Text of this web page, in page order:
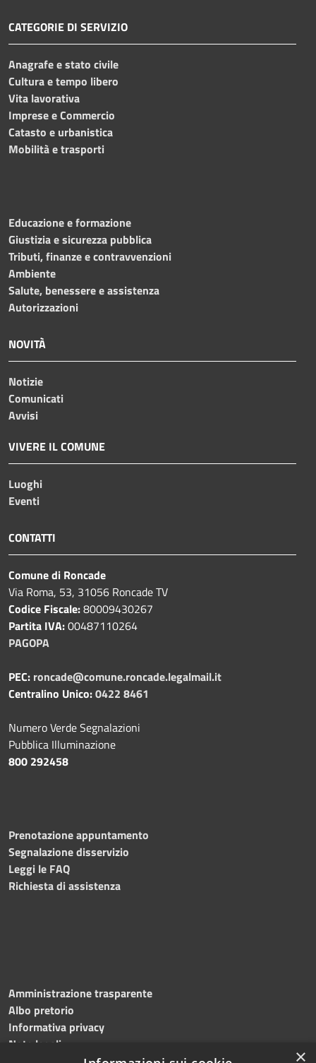
CATEGORIE DI SERVIZIO
Anagrafe e stato civile
Cultura e tempo libero
Vita lavorativa
Imprese e Commercio
Catasto e urbanistica
Mobilità e trasporti
Educazione e formazione
Giustizia e sicurezza pubblica
Tributi, finanze e contravvenzioni
Ambiente
Salute, benessere e assistenza
Autorizzazioni
NOVITÀ
Notizie
Comunicati
Avvisi
VIVERE IL COMUNE
Luoghi
Eventi
CONTATTI
Comune di Roncade
Via Roma, 53, 31056 Roncade TV
Codice Fiscale:80009430267
Partita IVA:00487110264
PAGOPA
PEC: roncade@comune.roncade.legalmail.it
Centralino Unico:0422 8461
Numero Verde Segnalazioni
Pubblica Illuminazione
800 292458
Prenotazione appuntamento
Segnalazione disservizio
Leggi le FAQ
Richiesta di assistenza
Amministrazione trasparente
Albo pretorio
Informativa privacy
Note legali
×